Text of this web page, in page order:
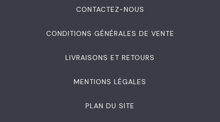
CONTACTEZ-NOUS
CONDITIONS GÉNÉRALES DE VENTE
LIVRAISONS ET RETOURS
MENTIONS LÉGALES
PLAN DU SITE